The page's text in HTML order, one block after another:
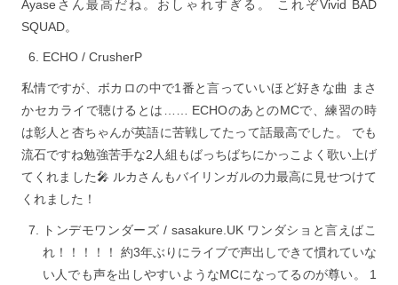
Ayaseさん最高だね。おしゃれすぎる。 これぞVivid BAD
SQUAD。
ECHO / CrusherP
私情ですが、ボカロの中で1番と言っていいほど好きな曲 まさ
かセカライで聴けるとは…… ECHOのあとのMCで、練習の時
は彰人と杏ちゃんが英語に苦戦してたって話最高でした。 でも
流石ですね勉強苦手な2人組もばっちばちにかっこよく歌い上げ
てくれました🎤 ルカさんもバイリンガルの力最高に見せつけて
くれました！
トンデモワンダーズ / sasakure.UKワンダショと言えばこ
れ！！！！！ 約3年ぶりにライブで声出しできて慣れていな
い人でも声を出しやすいようなMCになってるのが尊い。 1